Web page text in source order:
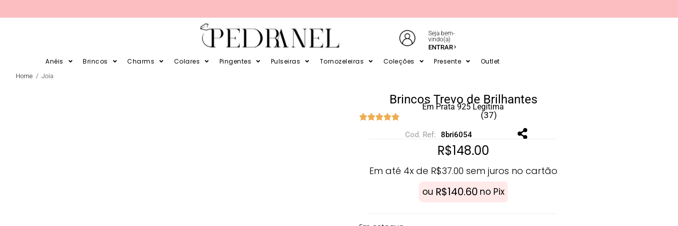
PARCELE SUAS COMPRAS EM 12X E EM ATÉ 6X SEM JUROS NO CARTÃO
Seja bem-
vindo(a)
ENTRAR
Anéis Brincos Charms Colares Pingentes Pulseiras Tornozeleiras Coleções Presente Outlet
Home / Joia
Brincos Trevo de Brilhantes
Em Prata 925 Legítima
(37)
Cod. Ref: 8bri6054
R$148.00
Em até 4x de R$37.00 sem juros no cartão
ou R$140.60 no Pix